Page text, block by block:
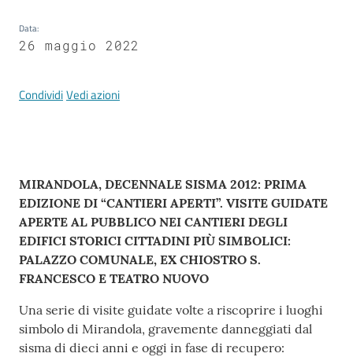
e
a
argomenti
Seguici
su
Data:
26 maggio 2022
CondividiVedi azioni
Contenuto
MIRANDOLA, DECENNALE SISMA 2012: PRIMA
EDIZIONE DI “CANTIERI APERTI”. VISITE GUIDATE
APERTE AL PUBBLICO NEI CANTIERI DEGLI
EDIFICI STORICI CITTADINI PIÙ SIMBOLICI:
PALAZZO COMUNALE, EX CHIOSTRO S.
FRANCESCO E TEATRO NUOVO
Una serie di visite guidate volte a riscoprire i luoghi
simbolo di Mirandola, gravemente danneggiati dal
sisma di dieci anni e oggi in fase di recupero: